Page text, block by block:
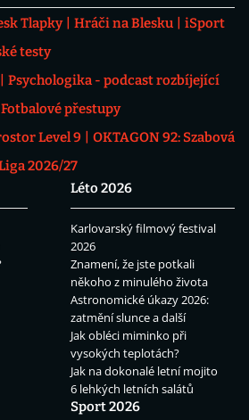
Tlapky Hráči na Blesku
iSport
testy
Psychologika - podcast rozbíjející
Fotbalové přestupy
Level 9
OKTAGON 92: Szabová
2026/27
Léto 2026
Karlovarský filmový festival
2026
Znamení, že jste potkali
někoho z minulého života
Astronomické úkazy 2026:
zatmění slunce a další
Jak obléci miminko při
vysokých teplotách?
Jak na dokonalé letní mojito
6 lehkých letních salátů
Sport 2026